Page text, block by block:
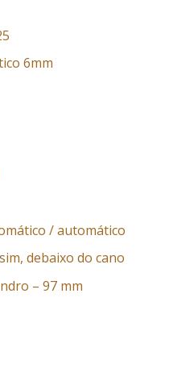
6mm
/ automático
debaixo do cano
– 97 mm